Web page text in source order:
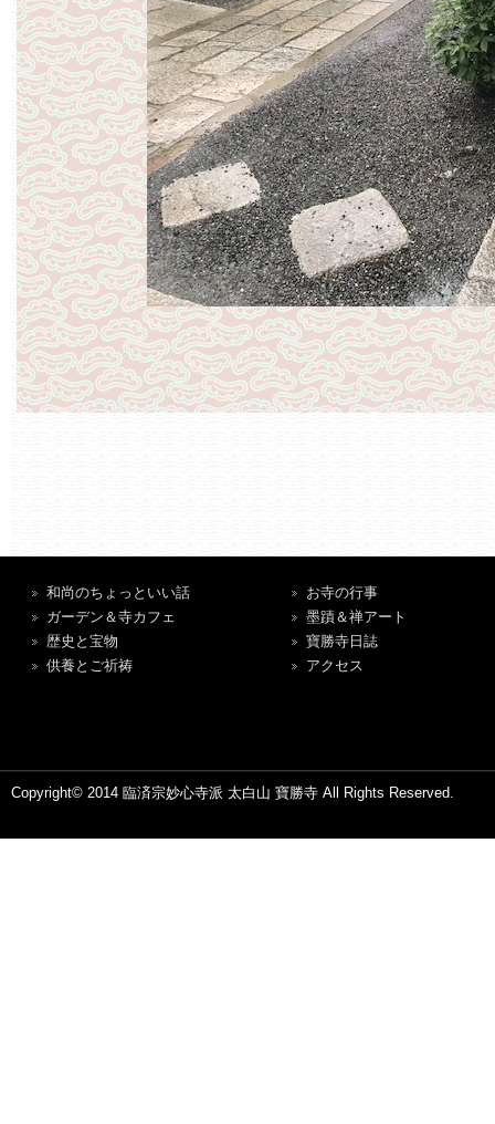
和尚のちょっといい話
ガーデン＆寺カフェ
歴史と宝物
供養とご祈祷
お寺の行事
墨蹟＆禅アート
寶勝寺日誌
アクセス
Copyright© 2014 臨済宗妙心寺派 太白山 寶勝寺 All Rights Reserved.